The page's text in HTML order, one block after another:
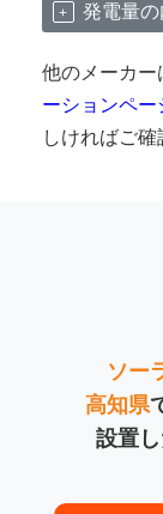
発電量
他のメーカー
ーションペー
しければご確
ソー
高知県
設置